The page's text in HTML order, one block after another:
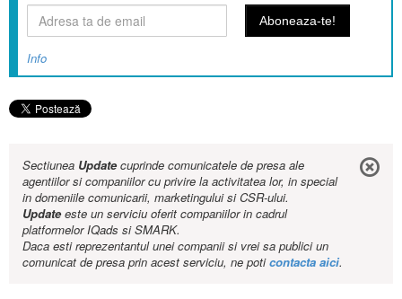
Info
Sectiunea Updatecuprinde comunicatele de presa ale
agentiilor si companiilor cu privire la activitatea lor, in special
in domeniile comunicarii, marketingului si CSR-ului.
Updateeste un serviciu oferit companiilor in cadrul
platformelor IQads si SMARK.
Daca esti reprezentantul unei companii si vrei sa publici un
comunicat de presa prin acest serviciu, ne poticontacta aici.